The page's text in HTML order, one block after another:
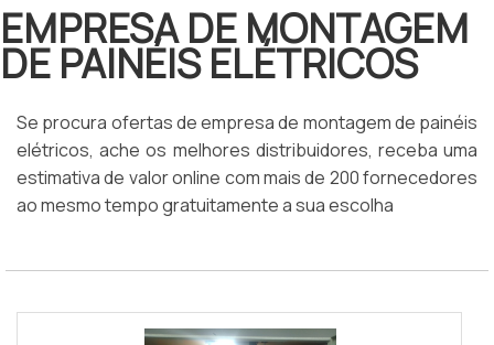
EMPRESA DE MONTAGEM
DE PAINÉIS ELÉTRICOS
Se procura ofertas de empresa de montagem de painéis
elétricos, ache os melhores distribuidores, receba uma
estimativa de valor online com mais de 200 fornecedores
ao mesmo tempo gratuitamente a sua escolha